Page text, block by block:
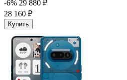
-6% 29 880 ₽
28 160 ₽
Купить